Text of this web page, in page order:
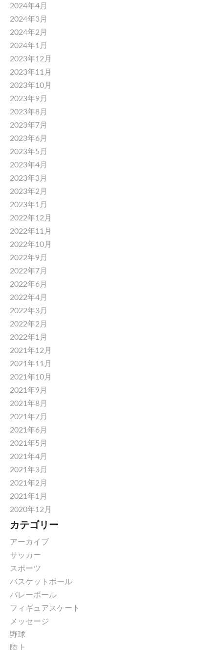
2024年4月
2024年3月
2024年2月
2024年1月
2023年12月
2023年11月
2023年10月
2023年9月
2023年8月
2023年7月
2023年6月
2023年5月
2023年4月
2023年3月
2023年2月
2023年1月
2022年12月
2022年11月
2022年10月
2022年9月
2022年7月
2022年6月
2022年4月
2022年3月
2022年2月
2022年1月
2021年12月
2021年11月
2021年10月
2021年9月
2021年8月
2021年7月
2021年6月
2021年5月
2021年4月
2021年3月
2021年2月
2021年1月
2020年12月
カテゴリー
アーカイブ
サッカー
スポーツ
バスケットボール
バレーボール
フィギュアスケート
メッセージ
野球
陸上